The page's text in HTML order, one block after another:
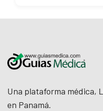
Una plataforma médica,
en Panamá.